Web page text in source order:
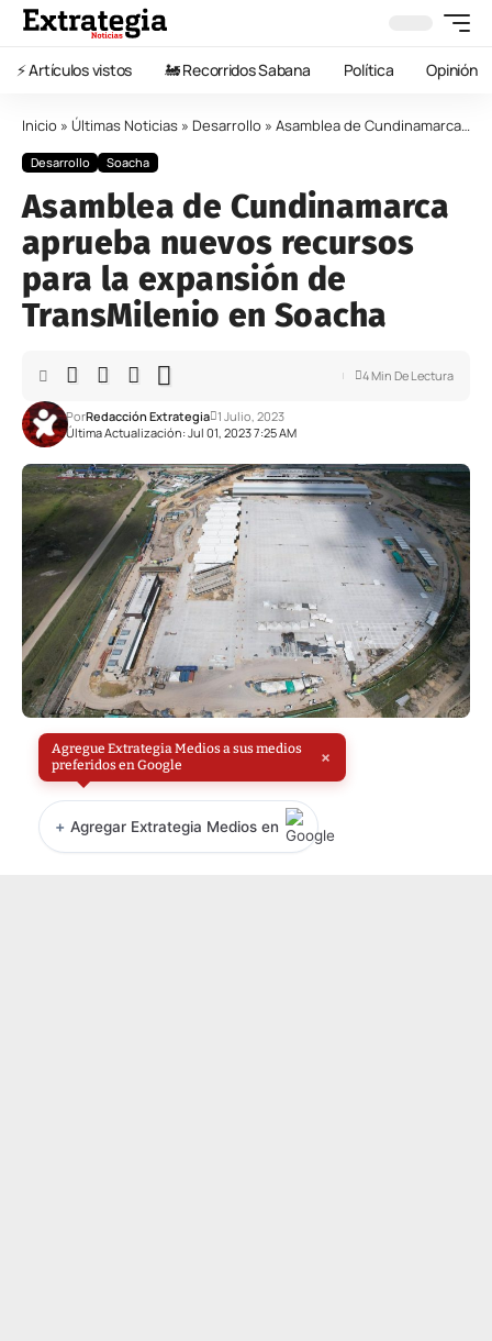
⚡️ Artículos vistos 🚂 Recorridos Sabana Política Opinión
Inicio » Últimas Noticias » Desarrollo » Asamblea de Cundinamarca aprueba nuevos recursos para la expansión de TransMilenio en Soacha
Desarrollo Soacha
Asamblea de Cundinamarca
aprueba nuevos recursos
para la expansión de
TransMilenio en Soacha
Última Actualización: Jul 01, 2023 7:25 AM
PorRedacción Extrategia 1 Julio, 2023
4 Min De Lectura
Agregue Extrategia Medios a sus medios
preferidos en Google
×
+ Agregar Extrategia Medios en